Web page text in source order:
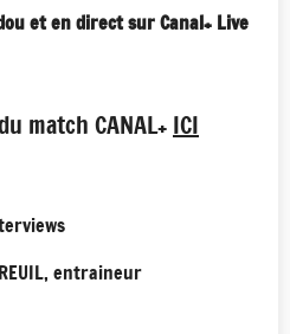
et en direct sur Canal+ Live
match CANAL+ ICI
entraineur